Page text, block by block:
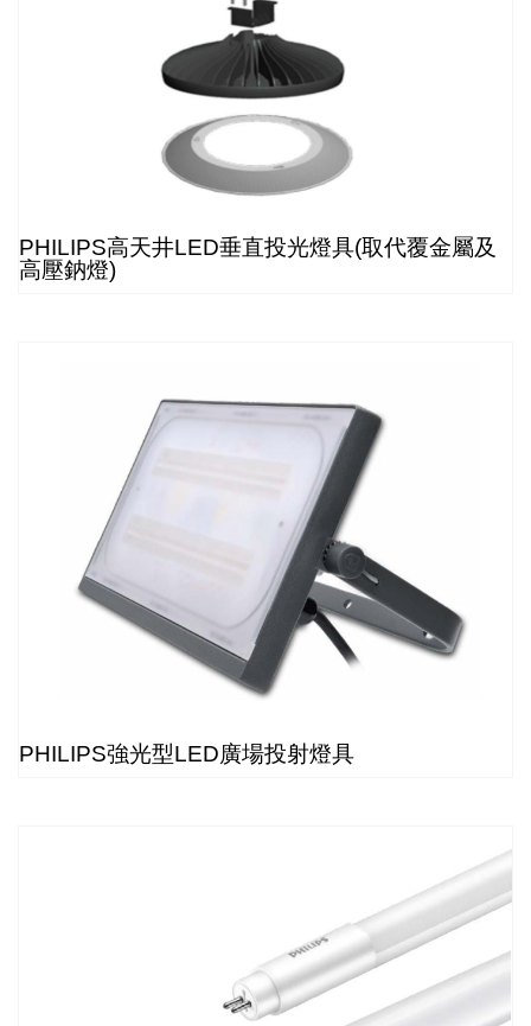
PHILIPS高天井LED垂直投光燈具(取代覆金屬及
高壓鈉燈)
PHILIPS強光型LED廣場投射燈具